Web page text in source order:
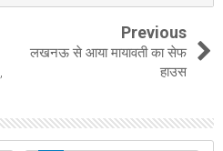
Previous
लखनऊ से आया मायावती का सेफ
हाउस